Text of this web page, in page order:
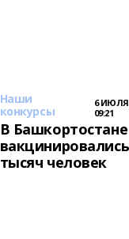
Наши
конкурсы
6 ИЮЛЯ
09:21
В Башкортостане
тысяч человек